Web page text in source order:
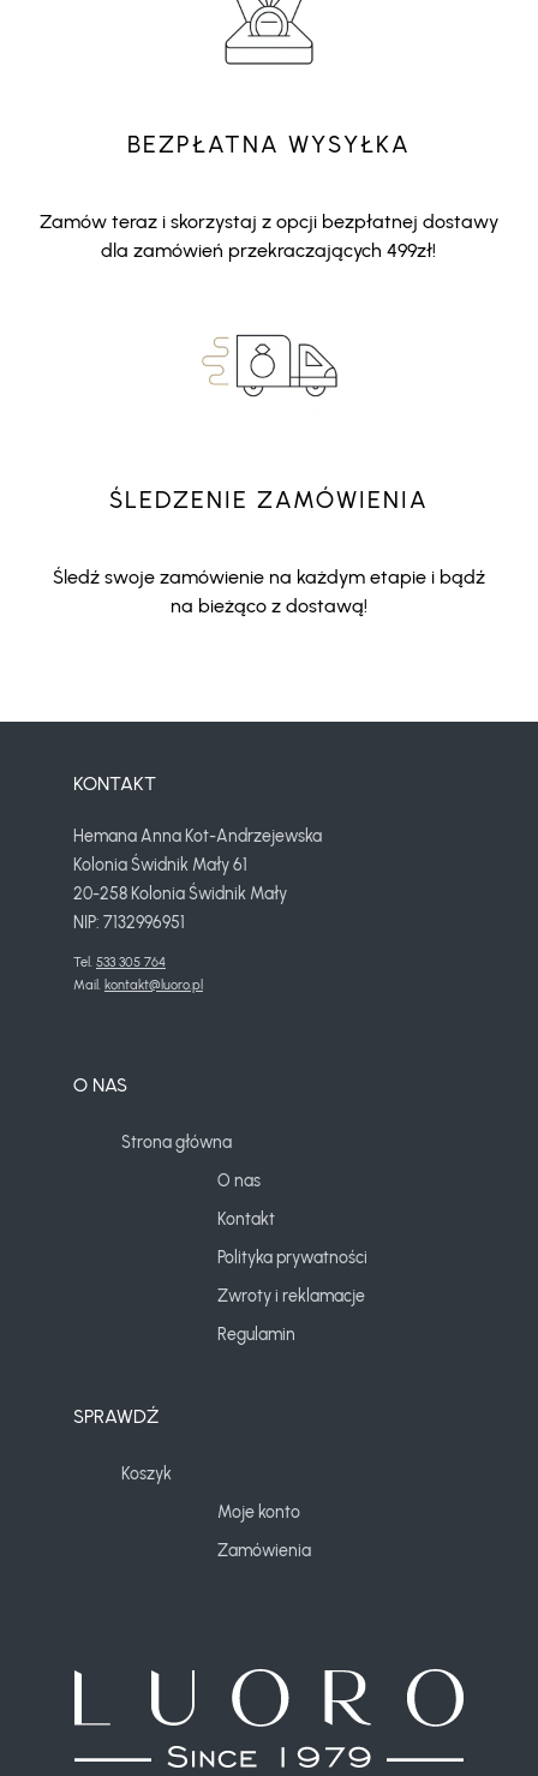
BEZPŁATNA WYSYŁKA
Zamów teraz i skorzystaj z opcji bezpłatnej dostawy
dla zamówień przekraczających 499zł!
ŚLEDZENIE ZAMÓWIENIA
Śledź swoje zamówienie na każdym etapie i bądź
na bieżąco z dostawą!
KONTAKT
Hemana Anna Kot-Andrzejewska
Kolonia Świdnik Mały 61
20-258 Kolonia Świdnik Mały
NIP: 7132996951
Tel. 533 305 764
Mail. kontakt@luoro.pl
O NAS
Strona główna
O nas
Kontakt
Polityka prywatności
Zwroty i reklamacje
Regulamin
SPRAWDŹ
Koszyk
Moje konto
Zamówienia